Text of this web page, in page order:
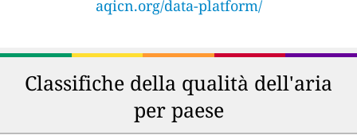
aqicn.org/data-platform/
Classifiche della qualità dell'aria
per paese